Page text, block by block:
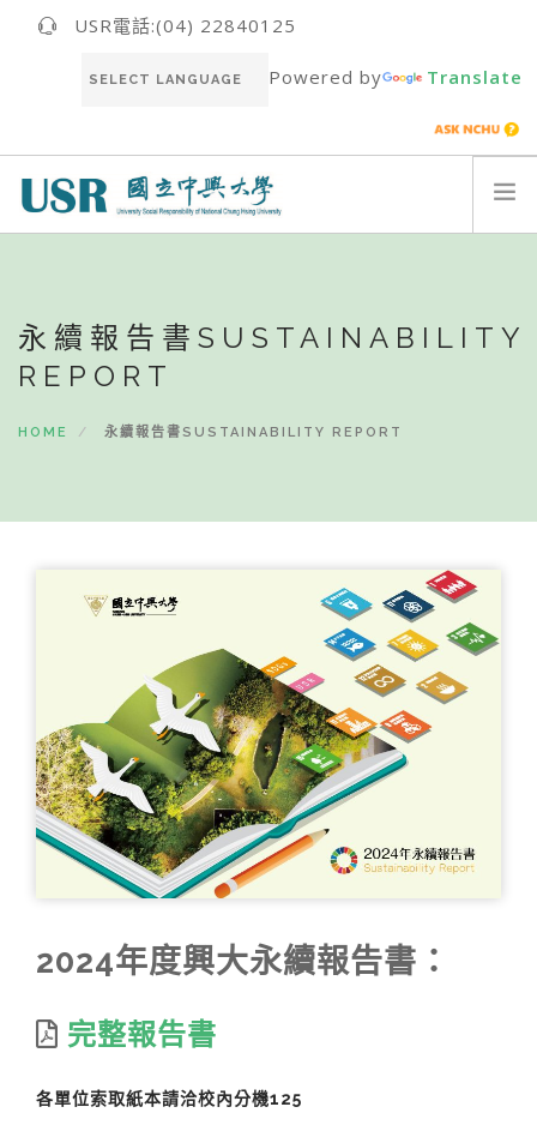
USR電話:(04) 22840125
Powered by Translate
USR團隊USR TEAM
推動成果RESULT
永續報告書SUSTAINABILITY REPORT
永續報告書SUSTAINABILITY
REPORT
HOME 永續報告書SUSTAINABILITY REPORT
2024年度興大永續報告書 ：
完整報告書
各單位索取紙本請洽校內分機125